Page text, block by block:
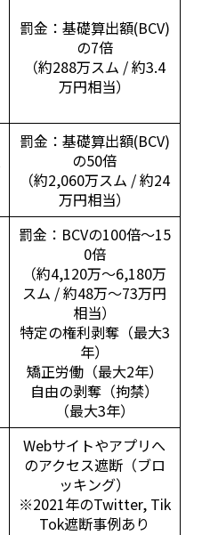
罰金：基礎算出額(BCV)
の7倍
（約288万スム / 約3.4
万円相当）
罰金：基礎算出額(BCV)
の50倍
（約2,060万スム / 約24
万円相当）
罰金：BCVの100倍〜15
0倍
（約4,120万〜6,180万
スム / 約48万〜73万円
相当）
特定の権利剥奪（最大3
年）
矯正労働（最大2年）
自由の剥奪（拘禁）
（最大3年）
Webサイトやアプリへ
のアクセス遮断（ブロ
ッキング）
※2021年のTwitter, Tik
Tok遮断事例あり